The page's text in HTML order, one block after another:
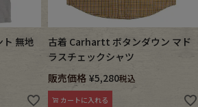
無地
古着 Carhartt ボタンダウン マド
ラスチェックシャツ
販売価格 ¥5,280税込
カートに入れる